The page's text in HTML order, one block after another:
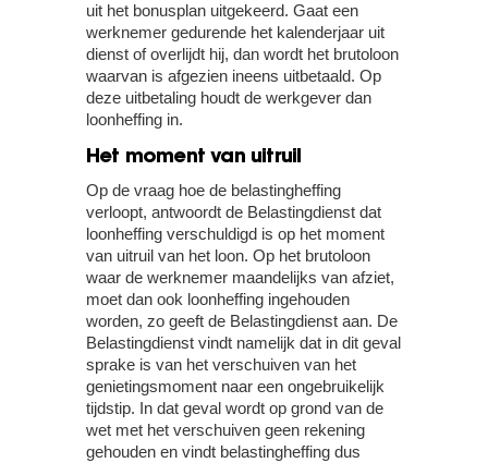
uit het bonusplan uitgekeerd. Gaat een
werknemer gedurende het kalenderjaar uit
dienst of overlijdt hij, dan wordt het brutoloon
waarvan is afgezien ineens uitbetaald. Op
deze uitbetaling houdt de werkgever dan
loonheffing in.
Het moment van uitruil
Op de vraag hoe de belastingheffing
verloopt, antwoordt de Belastingdienst dat
loonheffing verschuldigd is op het moment
van uitruil van het loon. Op het brutoloon
waar de werknemer maandelijks van afziet,
moet dan ook loonheffing ingehouden
worden, zo geeft de Belastingdienst aan. De
Belastingdienst vindt namelijk dat in dit geval
sprake is van het verschuiven van het
genietingsmoment naar een ongebruikelijk
tijdstip. In dat geval wordt op grond van de
wet met het verschuiven geen rekening
gehouden en vindt belastingheffing dus